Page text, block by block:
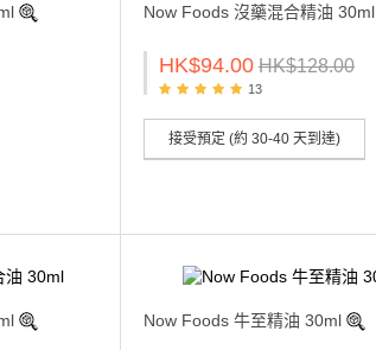
Now Foods 沒藥混合精油 30ml
HK$94.00 HK$128.00
13
接受預定 (約 30-40 天到達)
Now Foods 牛至精油 30ml